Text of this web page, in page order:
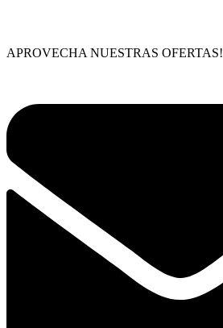
Saltar
APROVECHA NUESTRAS OFERTAS!